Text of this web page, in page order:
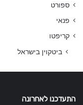
ספורט
פנאי
קריפטו
ביטקוין בישראל
התעדכנו לאחרונה